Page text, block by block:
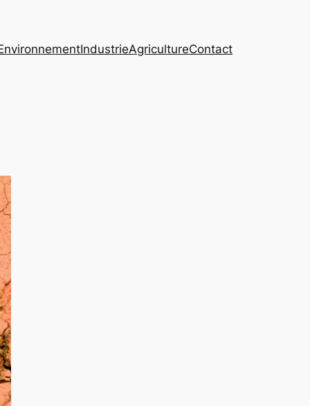
IndustrieAgricultureContact